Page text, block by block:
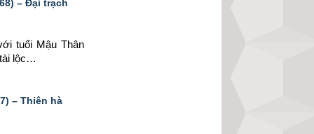
– Đại trạch
tuổi Mậu Thân
lộc…
– Thiên hà